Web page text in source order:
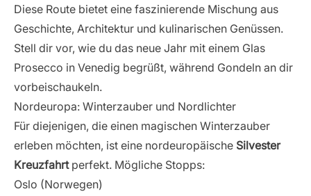
Diese Route bietet eine faszinierende Mischung aus
Geschichte, Architektur und kulinarischen Genüssen.
Stell dir vor, wie du das neue Jahr mit einem Glas
Prosecco in Venedig begrüßt, während Gondeln an dir
vorbeischaukeln.
Nordeuropa: Winterzauber und Nordlichter
Für diejenigen, die einen magischen Winterzauber
erleben möchten, ist eine nordeuropäische Silvester
Kreuzfahrtperfekt. Mögliche Stopps:
Oslo (Norwegen)